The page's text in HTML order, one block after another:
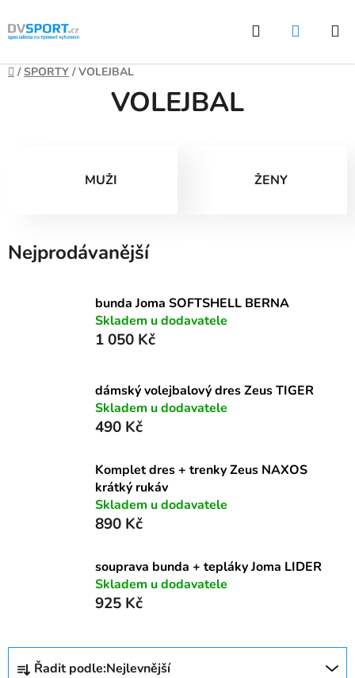
Přejít
na
Hledat
Domů
/ SPORTY / VOLEJBAL
VOLEJBAL
MUŽI ŽENY
Nejprodávanější
bunda Joma SOFTSHELL BERNA
Skladem u dodavatele
1 050 Kč
dámský volejbalový dres Zeus TIGER
Skladem u dodavatele
490 Kč
Komplet dres + trenky Zeus NAXOS
krátký rukáv
Skladem u dodavatele
890 Kč
souprava bunda + tepláky Joma LIDER
Skladem u dodavatele
925 Kč
Ř
Řadit podle:Nejlevnější